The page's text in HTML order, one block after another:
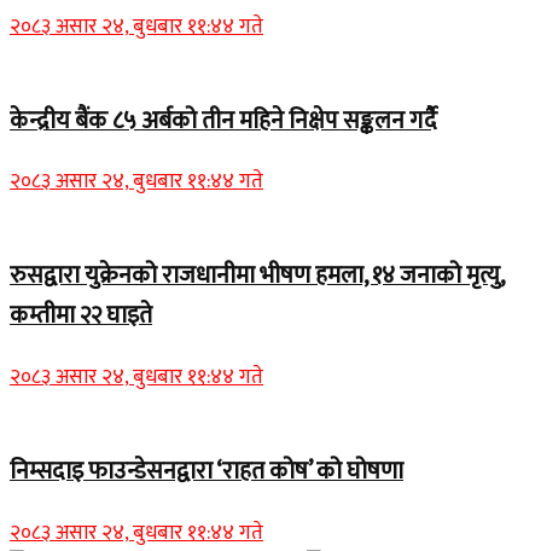
२०८३ असार २४, बुधबार ११:४४ गते
केन्द्रीय बैंक ८५ अर्बको तीन महिने निक्षेप सङ्कलन गर्दै
२०८३ असार २४, बुधबार ११:४४ गते
रुसद्वारा युक्रेनको राजधानीमा भीषण हमला, १४ जनाको मृत्यु,
कम्तीमा २२ घाइते
२०८३ असार २४, बुधबार ११:४४ गते
निम्सदाइ फाउन्डेसनद्वारा ‘राहत कोष’ को घोषणा
२०८३ असार २४, बुधबार ११:४४ गते